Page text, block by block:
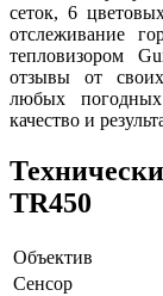
сеток, 6
отслеживание
тепловизором
отзывы от
любых погодных
качество и
TR450
Объектив
Сенсор